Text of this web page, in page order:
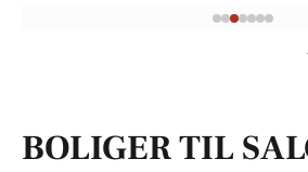
BOLIGER TIL